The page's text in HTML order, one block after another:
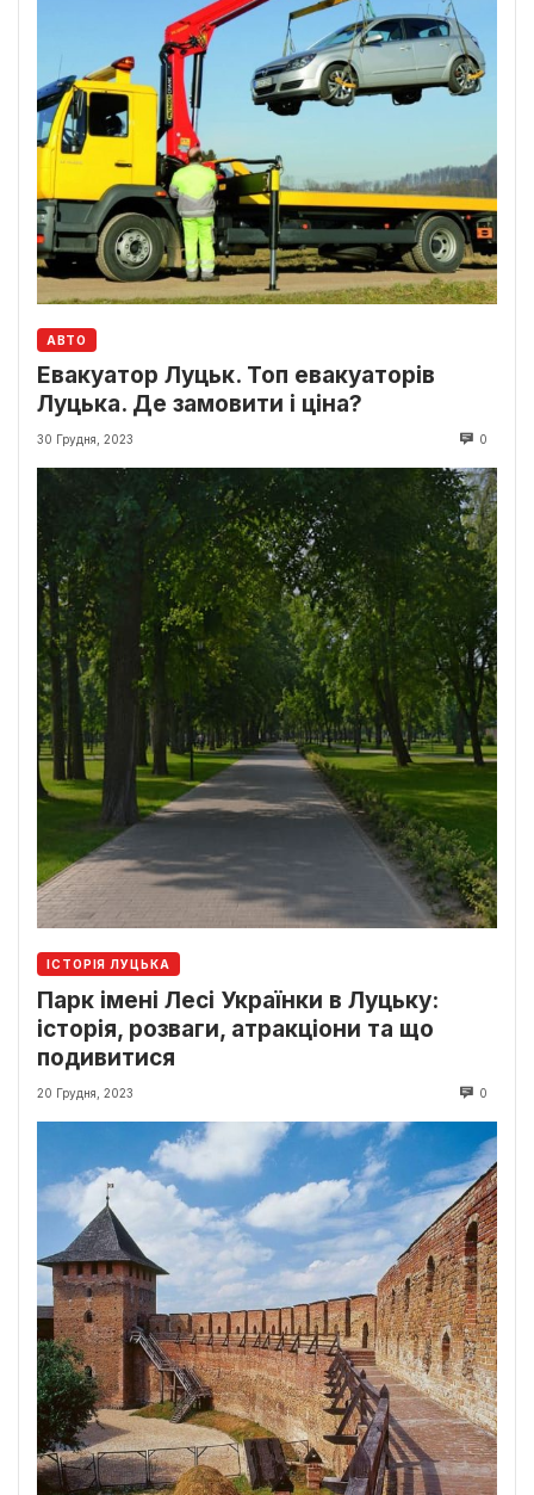
АВТО
Евакуатор Луцьк. Топ евакуаторів
Луцька. Де замовити і ціна?
30 Грудня, 2023 0
ІСТОРІЯ ЛУЦЬКА
Парк імені Лесі Українки в Луцьку:
історія, розваги, атракціони та що
подивитися
20 Грудня, 2023 0